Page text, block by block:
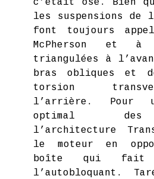
c’était osé. Bien
les suspensions de
font toujours
McPherson et à
triangulées à
bras obliques et
torsion
l’arrière. Pour
optimal des
l’architecture
le moteur en
boîte qui fait
l’autobloquant.